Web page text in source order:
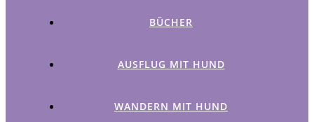
BÜCHER
AUSFLUG MIT HUND
WANDERN MIT HUND